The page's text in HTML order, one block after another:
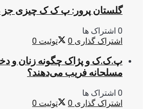
گلستان پرور: پ ک ک چیزی جز
0 اشتراک ها
اشتراک گذاری 0 توئیت 0
پ.ک.ک و پژاک چگونه زنان و
مسلحانه فریب می‌دهند؟
0 اشتراک ها
اشتراک گذاری 0 توئیت 0